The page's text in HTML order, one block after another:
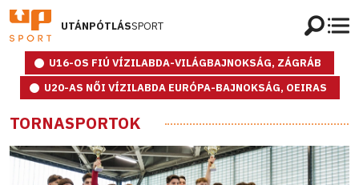
UTÁNPÓTLÁSSPORT
U16-OS FIÚ VÍZILABDA-VILÁGBAJNOKSÁG, ZÁGRÁB
U20-AS NŐI VÍZILABDA EURÓPA-BAJNOKSÁG, OEIRAS
TORNASPORTOK